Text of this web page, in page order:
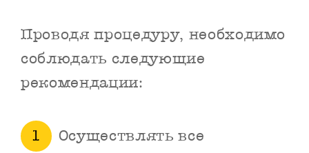
Проводя процедуру, необходимо
соблюдать следующие
рекомендации:
Осуществлять все